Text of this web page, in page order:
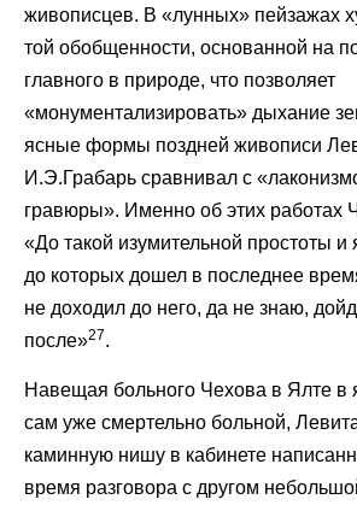
живописцев. В «лунных» пейзажах
той обобщенности, основанной на
главного в природе, что позволяет
«монументализировать» дыхание
ясные формы поздней живописи
И.Э.Грабарь сравнивал с
гравюры». Именно об этих работах
«До такой изумительной простоты и
до которых дошел в последнее
не доходил до него, да не знаю,
после»27.
Навещая больного Чехова в Ялте в
сам уже смертельно больной,
каминную нишу в кабинете
время разговора с другом